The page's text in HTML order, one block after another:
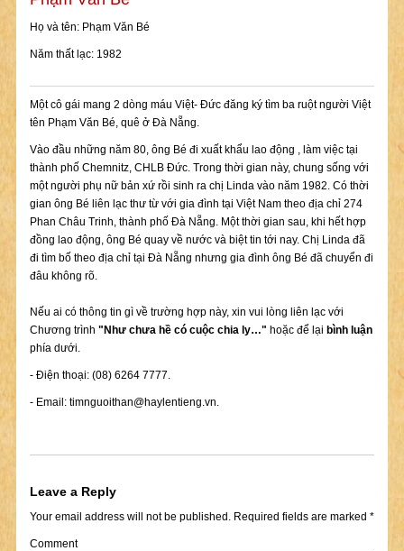
Họ và tên: Phạm Văn Bé
Năm thất lạc: 1982
Một cô gái mang 2 dòng máu Việt- Đức đăng ký tìm ba ruột người Việt
tên Phạm Văn Bé, quê ở Đà Nẵng.
Vào đầu những năm 80, ông Bé đi xuất khẩu lao động , làm việc tại
thành phố Chemnitz, CHLB Đức. Trong thời gian này, chung sống với
một người phụ nữ bản xứ rồi sinh ra chị Linda vào năm 1982. Có thời
gian ông Bé liên lạc thư từ với gia đình tại Việt Nam theo địa chỉ 274
Phan Châu Trinh, thành phố Đà Nẵng. Một thời gian sau, khi hết hợp
đồng lao động, ông Bé quay về nước và biệt tin tới nay. Chị Linda đã
đi tìm bố theo địa chỉ tại Đà Nẵng nhưng gia đình ông Bé đã chuyển đi
đâu không rõ.
Nếu ai có thông tin gì về trường hợp này, xin vui lòng liên lạc với
Chương trình "Như chưa hề có cuộc chia ly…" hoặc để lại bình luận
phía dưới.
- Điện thoại: (08) 6264 7777.
- Email: timnguoithan@haylentieng.vn.
Leave a Reply
Your email address will not be published.Required fields are marked *
Comment